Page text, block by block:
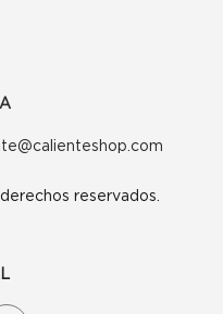
reservados.